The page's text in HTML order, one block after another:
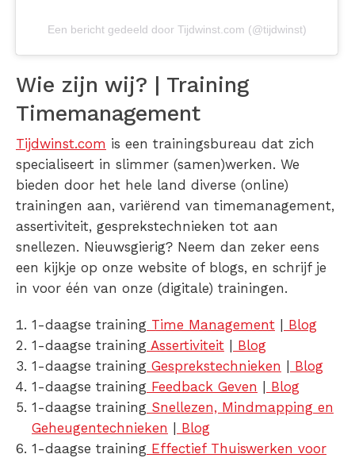
Een bericht gedeeld door Tijdwinst.com (@tijdwinst)
Wie zijn wij? | Training
Timemanagement
Tijdwinst.com is een trainingsbureau dat zich
specialiseert in slimmer (samen)werken. We
bieden door het hele land diverse (online)
trainingen aan, variërend van timemanagement,
assertiviteit, gesprekstechnieken tot aan
snellezen. Nieuwsgierig? Neem dan zeker eens
een kijkje op onze website of blogs, en schrijf je
in voor één van onze (digitale) trainingen.
1-daagse training Time Management
Blog
1-daagse training Assertiviteit
Blog
1-daagse training Gesprekstechnieken
Blog
1-daagse training Feedback Geven
Blog
1-daagse training Snellezen, Mindmapping en
Geheugentechnieken
Blog
1-daagse training Effectief Thuiswerken voor